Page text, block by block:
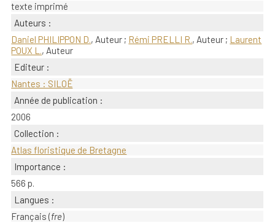
texte imprimé
Auteurs :
Daniel PHILIPPON D., Auteur ; Rémi PRELLI R., Auteur ; Laurent
POUX L., Auteur
Editeur :
Nantes : SILOË
Année de publication :
2006
Collection :
Atlas floristique de Bretagne
Importance :
566 p.
Langues :
Français (fre)